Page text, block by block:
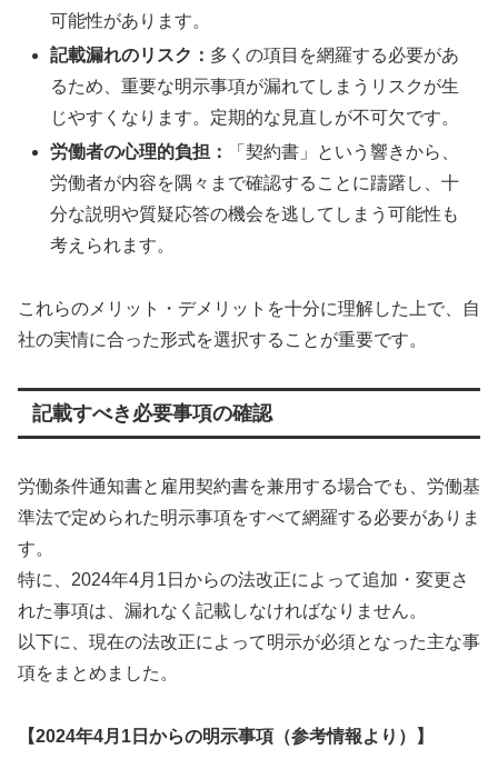
可能性があります。
記載漏れのリスク： 多くの項目を網羅する必要があ
るため、重要な明示事項が漏れてしまうリスクが生
じやすくなります。定期的な見直しが不可欠です。
労働者の心理的負担：
「契約書」という響きから、
労働者が内容を隅々まで確認することに躊躇し、十
分な説明や質疑応答の機会を逃してしまう可能性も
考えられます。
これらのメリット・デメリットを十分に理解した上で、自
社の実情に合った形式を選択することが重要です。
記載すべき必要事項の確認
労働条件通知書と雇用契約書を兼用する場合でも、労働基
準法で定められた明示事項をすべて網羅する必要がありま
す。
特に、2024年4月1日からの法改正によって追加・変更さ
れた事項は、漏れなく記載しなければなりません。
以下に、現在の法改正によって明示が必須となった主な事
項をまとめました。
【2024年4月1日からの明示事項（参考情報より）】